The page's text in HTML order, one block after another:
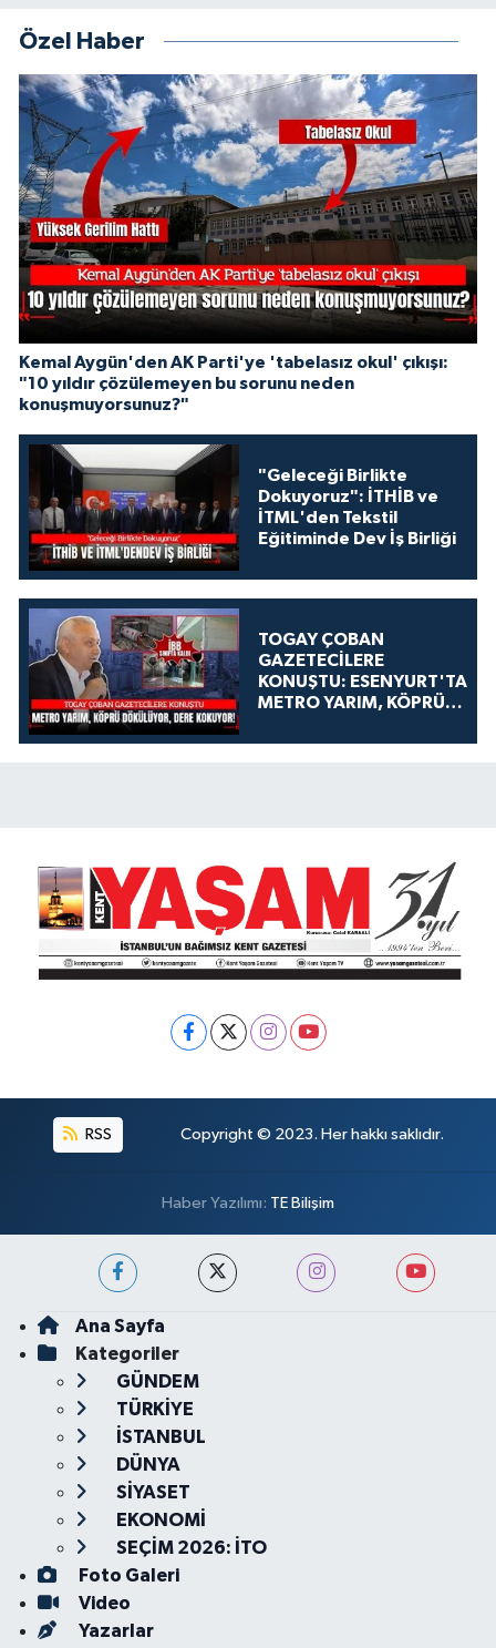
Özel Haber
Kemal Aygün'den AK Parti'ye 'tabelasız okul' çıkışı:
"10 yıldır çözülemeyen bu sorunu neden
konuşmuyorsunuz?"
"Geleceği Birlikte
Dokuyoruz": İTHİB ve
İTML'den Tekstil
Eğitiminde Dev İş Birliği
TOGAY ÇOBAN
GAZETECİLERE
KONUŞTU: ESENYURT'TA
METRO YARIM, KÖPRÜ
KOKUYOR!
RSS Copyright © 2023. Her hakkı saklıdır.
Haber Yazılımı: TE Bilişim
Ana Sayfa
Kategoriler
GÜNDEM
TÜRKİYE
İSTANBUL
DÜNYA
SİYASET
EKONOMİ
SEÇİM 2026: İTO
Foto Galeri
Video
Yazarlar